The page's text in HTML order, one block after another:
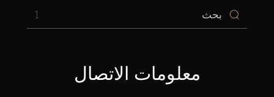
1
معلومات الاتصال